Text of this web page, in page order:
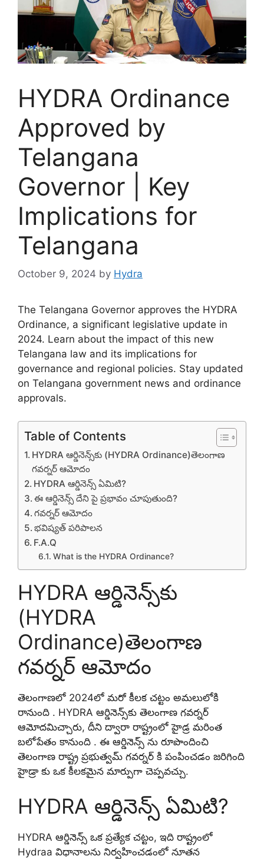
HYDRA Ordinance
Approved by
Telangana
Governor | Key
Implications for
Telangana
October 9, 2024 by Hydra
The Telangana Governor approves the HYDRA
Ordinance, a significant legislative update in
2024. Learn about the impact of this new
Telangana law and its implications for
governance and regional policies. Stay updated
on Telangana government news and ordinance
approvals.
Table of Contents
HYDRA ఆర్డినెన్స్‌కు (HYDRA Ordinance)తెలంగాణ
గవర్నర్ ఆమోదం
HYDRA ఆర్డినెన్స్ ఏమిటి?
ఈ ఆర్డినెన్స్ దేని పై ప్రభావం చూపుతుంది?
గవర్నర్ ఆమోదం
భవిష్యత్ పరిపాలన
F.A.Q
What is the HYDRA Ordinance?
HYDRA ఆర్డినెన్స్‌కు
(HYDRA
Ordinance)తెలంగాణ
గవర్నర్ ఆమోదం
తెలంగాణలో 2024లో మరో కీలక చట్టం అమలులోకి
రానుంది . HYDRA ఆర్డినెన్స్‌కు తెలంగాణ గవర్నర్
ఆమోదమిచ్చారు, దీని ద్వారా రాష్ట్రంలో హైడ్ర మరింత
బలోపేతం కానుంది . ఈ ఆర్డినెన్స్ ను రూపొందించి
తెలంగాణ రాష్ట్ర ప్రభుత్వమ్ గవర్నర్ కి పంపించడం జరిగింది
హైడ్రా కు ఒక కీలకమైన మార్పుగా చెప్పవచ్చు.
HYDRA ఆర్డినెన్స్ ఏమిటి?
HYDRA ఆర్డినెన్స్ ఒక ప్రత్యేక చట్టం, ఇది రాష్ట్రంలో
Hydraa విధానాలను నిర్వహించడంలో నూతన